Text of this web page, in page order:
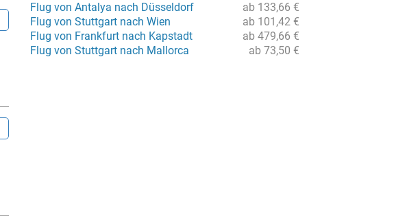
ab 133,66 €
Flug von Antalya nach Düsseldorf
ab 101,42 €
Flug von Stuttgart nach Wien
ab 479,66 €
Flug von Frankfurt nach Kapstadt
ab 73,50 €
Flug von Stuttgart nach Mallorca